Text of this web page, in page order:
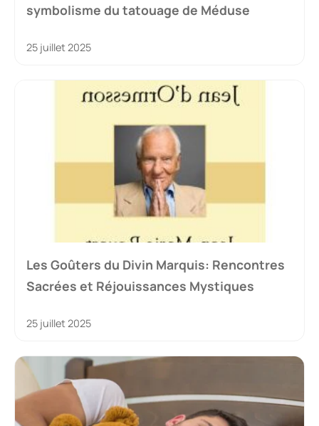
symbolisme du tatouage de Méduse
25 juillet 2025
Les Goûters du Divin Marquis: Rencontres
Sacrées et Réjouissances Mystiques
25 juillet 2025